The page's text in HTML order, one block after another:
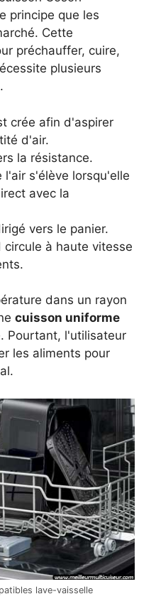
principe que les
Cette
préchauffer, cuire,
plusieurs
crée afin d'aspirer
d'air.
la résistance.
l'air s'élève lorsqu'elle
avec la
vers le panier.
à haute vitesse
dans un rayon
cuisson uniforme
Pourtant, l'utilisateur
les aliments pour
lave-vaisselle